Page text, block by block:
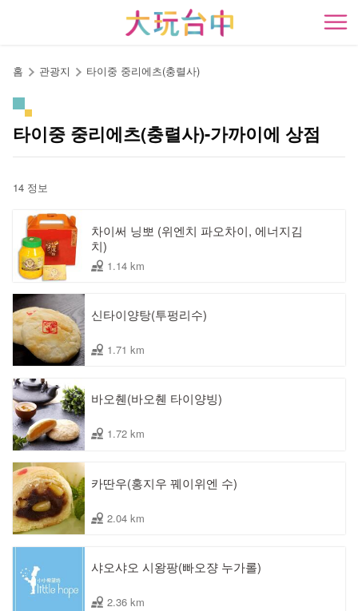
開
홈 관광지 타이중 중리에츠(충렬사)
타이중 중리에츠(충렬사)-가까이에 상점
14 정보
차이써 닝뽀 (위엔치 파오차이, 에너지김
치)
1.14 km
신타이양탕(투펑리수)
1.71 km
바오췐(바오췐 타이양빙)
1.72 km
카딴우(홍지우 꿰이위엔 수)
2.04 km
샤오샤오 시왕팡(빠오쟝 누가롤)
2.36 km